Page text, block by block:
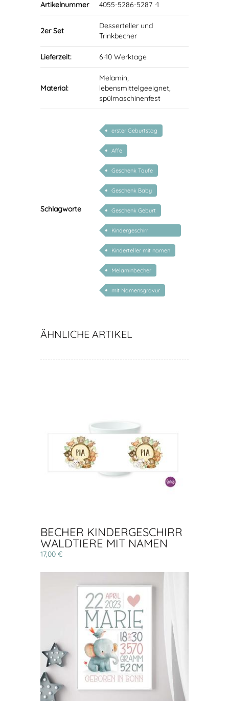
Artikelnummer 4055-5286-5287 -1
2er Set
Desserteller und
Trinkbecher
Lieferzeit: 6-10 Werktage
Material:
Melamin,
lebensmittelgeeignet,
spülmaschinenfest
Schlagworte
erster Geburtstag
Affe
Geschenk Taufe
Geschenk Baby
Geschenk Geburt
Kindergeschirr
personalisiert
Kinderteller mit namen
Melaminbecher
mit Namensgravur
ÄHNLICHE ARTIKEL
BECHER KINDERGESCHIRR
WALDTIERE MIT NAMEN
17,00 €